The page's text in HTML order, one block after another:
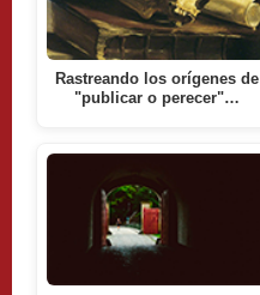
Rastreando los orígenes de
"publicar o perecer"…